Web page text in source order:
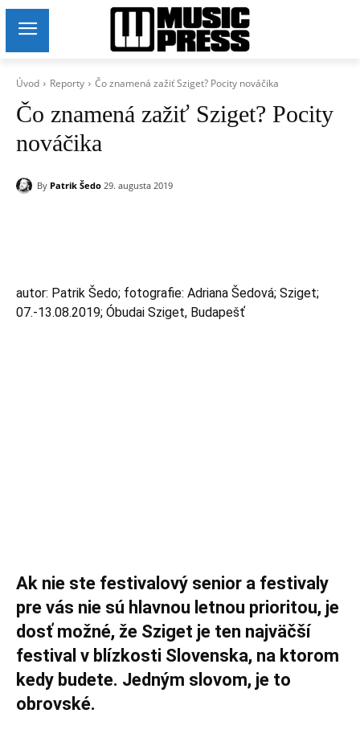
Úvod Reporty Čo znamená zažiť Sziget? Pocity nováčika
Čo znamená zažiť Sziget? Pocity
nováčika
By Patrik Šedo 29. augusta 2019
autor: Patrik Šedo; fotografie: Adriana Šedová; Sziget;
07.-13.08.2019; Óbudai Sziget, Budapešť
Ak nie ste festivalový senior a festivaly
pre vás nie sú hlavnou letnou prioritou, je
dosť možné, že Sziget je ten najväčší
festival v blízkosti Slovenska, na ktorom
kedy budete. Jedným slovom, je to
obrovské.